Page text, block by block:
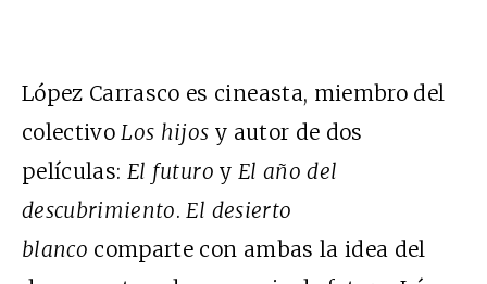
López Carrasco es cineasta, miembro del
colectivoLos hijos y autor de dos
películas: El futuro y El año del
descubrimiento.El desierto
blanco comparte con ambas la idea del